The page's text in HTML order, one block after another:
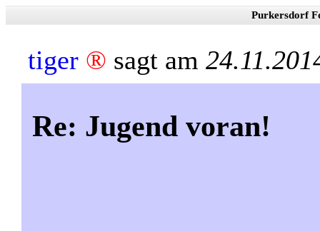
Purkersdorf
tiger ® sagt am
Re: Jugend voran!